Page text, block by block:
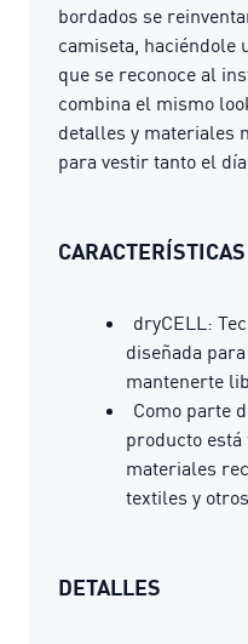
bordados se
camiseta, haciéndole
que se reconoce al
combina el mismo
detalles y materiales
para vestir tanto el
dryCELL:
diseñada
mantenerte
Como parte
producto está
materiales
textiles y
DETALLES